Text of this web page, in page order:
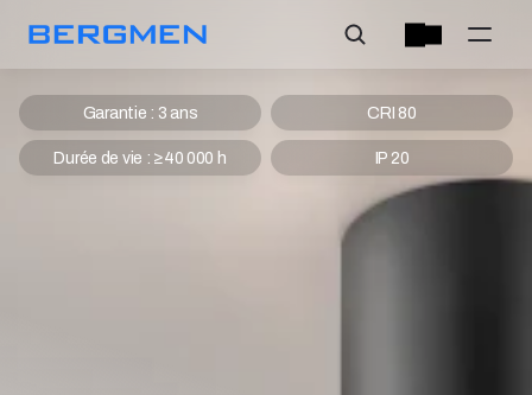
IP 20
CRI 80
Durée de vie : ≥40 000 h
Garantie : 3 ans